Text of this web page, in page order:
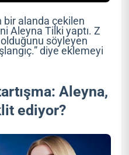
bir alanda çekilen
Aleyna Tilki yaptı. Z
olduğunu söyleyen
diye eklemeyi
Aleyna,
ediyor?